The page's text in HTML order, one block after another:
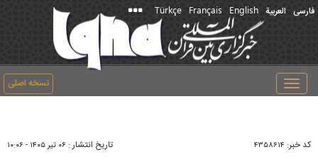
فارسی العربیة English
Français
Türkçe
نسخه اصلی
Toggle
navigation
کد خبر: ۴۳۵۸۶۱۴ تاریخ انتشار : ۰۶ تير ۱۴۰۵ - ۱۰:۰۶